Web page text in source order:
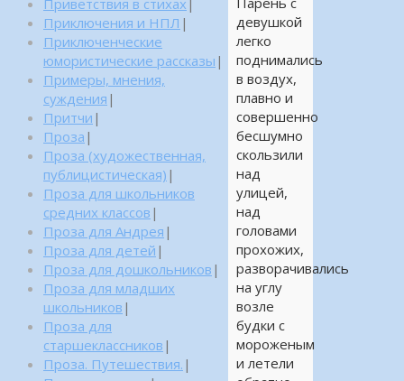
девушкой
легко
поднимались
в воздух,
плавно и
совершенно
бесшумно
скользили
над
улицей,
над
головами
прохожих,
разворачивались
на углу
возле
будки с
мороженым
и летели
Приветствия в стихах
Приключения и НПЛ |
Приключенческие
юмористические рассказы |
Примеры, мнения,
суждения |
Притчи |
Проза |
Проза (художественная,
публицистическая) |
Проза для школьников
средних классов |
Проза для Андрея |
Проза для детей |
Проза для дошкольников |
Проза для младших
школьников |
Проза для
старшеклассников |
Проза. Путешествия. |